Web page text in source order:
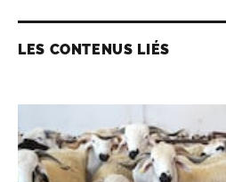
LES CONTENUS LIÉS